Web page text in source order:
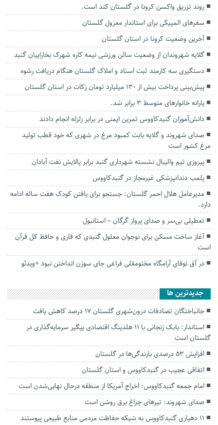
روند تزریق واکسن کرونا در گلستان کند است.
سفرهای المپیکی برای استاندار معزول گلستان
آخرین وضعیت کرونا در استان گلستان
گلایه شهروندان از وضعیت سالن ورزشی نیمه کاره شهرک بخاراییان گنبد
دستگیری سه کارمند ثبت اسناد و املاک گلستان هنگام دریافت رشوه
پیش‌بینی پرداخت بیش از ۱۳۰ میلیارد تومان زکات در استان گلستان
یارانه خانوارهای متوسط ۳ برابر شد.
دانش‌آموزان گنبدکاووس تمرین ایمنی در برابر زلزله انجام دادند
صدای شهروند و گلایه بابت کمبود مرغ در شهری که خود قطب تولید
مرغ کشور است
پیروزی تیم والیبال نشسته شهرداری گنبد برابر پالایش نفت آبادان
پلمب دندانپزشکی غیرمجاز در گنبدکاووس
مدیرعامل هلال احمر گلستان: جستجو برای یافتن کودک هفت ساله ادامه
دارد.
تعطیلی بی‌سر و صدای پرواز گرگان – استانبول
آغاز ساخت مسکن برای نوجوان معلول گنبدی که قاری و حافظ کل قرآن
است
در آق توقای آرامگاه مختومقلی فراغی جای سوزن انداختن نبود +ویدئو
جديدترين ها
جانباختگان تصادفات درون‌شهری گلستان ۱۷ درصد کاهش یافت
استاندار: بابک زنجانی با ۱۱ هلدینگ اقتصادی پیگیر سرمایه‌گذاری در
گلستان است
افزایش ۵۳ درصدی بارندگی‌ها در گلستان
اتفاقی عجیب در‌ گنبدکاووس و استان گلستان
امام جمعه گنبدکاووس: اخراج آمریکا از منطقه درحال نهایی‌شدن است
صدای شهروند: تیرهای چراغ برق روشن است
۱۱ دهیاری گنبدکاووس به شبکه حفاظت مردمی منابع طبیعی پیوستند